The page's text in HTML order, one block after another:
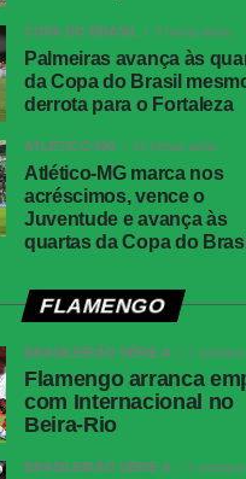
COPA DO BRASIL 3 horas atrás
Palmeiras avança às
da Copa do Brasil
derrota para o Fortaleza
ATLÉTICO-MG 21 horas atrás
Atlético-MG marca nos
acréscimos, vence o
Juventude e avança às
quartas da Copa do
FLAMENGO
BRASILEIRÃO SÉRIE A 1
Flamengo arranca
com Internacional no
Beira-Rio
BRASILEIRÃO SÉRIE A 1